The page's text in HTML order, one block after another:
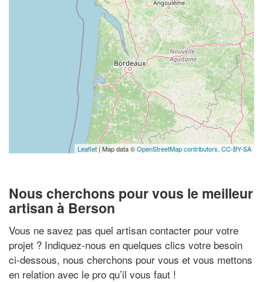
Leaflet| Map data ©OpenStreetMap contributors, CC-BY-SA
Nous cherchons pour vous le meilleur
artisan à Berson
Vous ne savez pas quel artisan contacter pour votre
projet ? Indiquez-nous en quelques clics votre besoin
ci-dessous, nous cherchons pour vous et vous mettons
en relation avec le pro qu’il vous faut !